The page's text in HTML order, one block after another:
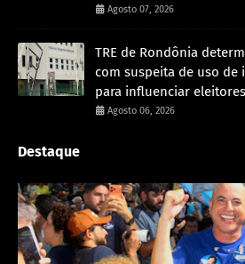
Agosto 07, 2026
TRE de Rondônia
com suspeita de uso
para influenciar eleitores
Agosto 06, 2026
Destaque